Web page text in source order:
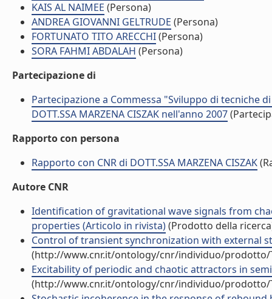
KAIS AL NAIMEE (Persona)
ANDREA GIOVANNI GELTRUDE (Persona)
FORTUNATO TITO ARECCHI(Persona)
SORA FAHMI ABDALAH (Persona)
Partecipazione di
Partecipazione a Commessa "Sviluppo di tecniche
DOTT.SSA MARZENA CISZAK nell'anno 2007
Rapporto con persona
Rapporto con CNR di DOTT.SSA MARZENA CISZAK
Autore CNR
Identification of gravitational wave signals from
properties (Articolo in rivista)(Prodotto della
Control of transient synchronization with external
(http://www.cnr.it/ontology/cnr/individuo/prodotto/
Excitability of periodic and chaotic attractors in
(http://www.cnr.it/ontology/cnr/individuo/prodotto/